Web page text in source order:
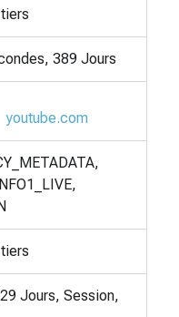
389 Jours
youtube.com
Jours, Session,